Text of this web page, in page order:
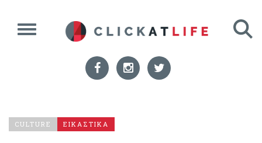
CULTURE ΕΙΚΑΣΤΙΚΑ